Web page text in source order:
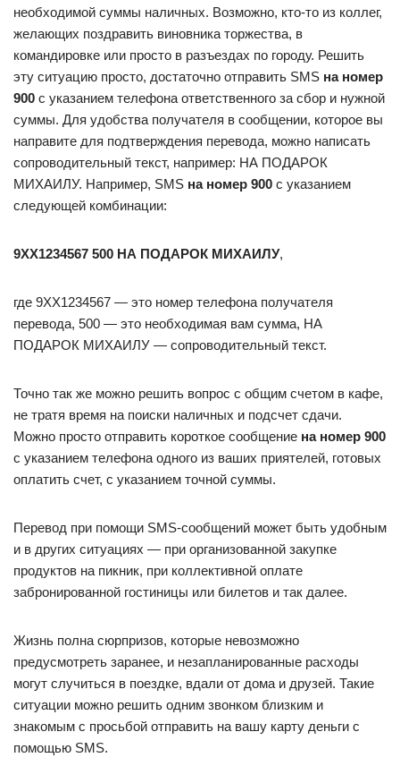
необходимой суммы наличных. Возможно, кто-то из коллег,
желающих поздравить виновника торжества, в
командировке или просто в разъездах по городу. Решить
эту ситуацию просто, достаточно отправить SMS на номер
900 с указанием телефона ответственного за сбор и нужной
суммы. Для удобства получателя в сообщении, которое вы
направите для подтверждения перевода, можно написать
сопроводительный текст, например: НА ПОДАРОК
МИХАИЛУ. Например, SMS на номер 900 с указанием
следующей комбинации:
9ХХ1234567 500 НА ПОДАРОК МИХАИЛУ,
где 9ХХ1234567 — это номер телефона получателя
перевода, 500 — это необходимая вам сумма, НА
ПОДАРОК МИХАИЛУ — сопроводительный текст.
Точно так же можно решить вопрос с общим счетом в кафе,
не тратя время на поиски наличных и подсчет сдачи.
Можно просто отправить короткое сообщение на номер 900
с указанием телефона одного из ваших приятелей, готовых
оплатить счет, с указанием точной суммы.
Перевод при помощи SMS-сообщений может быть удобным
и в других ситуациях — при организованной закупке
продуктов на пикник, при коллективной оплате
забронированной гостиницы или билетов и так далее.
Жизнь полна сюрпризов, которые невозможно
предусмотреть заранее, и незапланированные расходы
могут случиться в поездке, вдали от дома и друзей. Такие
ситуации можно решить одним звонком близким и
знакомым с просьбой отправить на вашу карту деньги с
помощью SMS.